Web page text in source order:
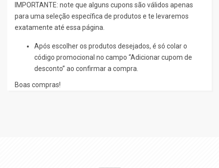
IMPORTANTE: note que alguns cupons são válidos apenas
para uma seleção específica de produtos e te levaremos
exatamente até essa página.
Após escolher os produtos desejados, é só colar o
código promocional no campo “Adicionar cupom de
desconto” ao confirmar a compra.
Boas compras!